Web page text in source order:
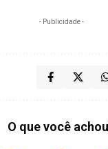
- Publicidade -
O que você